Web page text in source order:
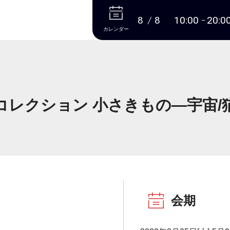
本文へ
カレンダー
8 8 10:00
レクション 小さきもの―宇宙/
会期